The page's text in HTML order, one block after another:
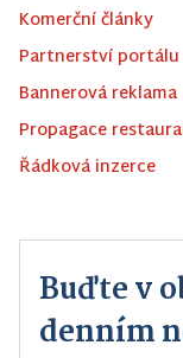
Komerční články
Partnerství portálu
Bannerová reklama
Propagace
Řádková inzerce
Buďte v
denním